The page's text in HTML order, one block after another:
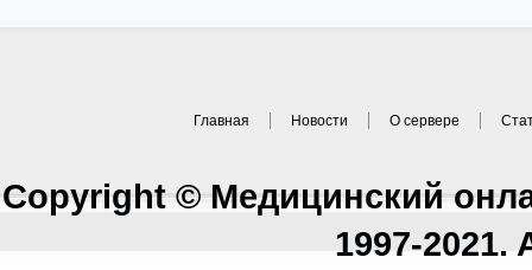
Главная Новости О сервере
Copyright © Медицинский
1997-2021.